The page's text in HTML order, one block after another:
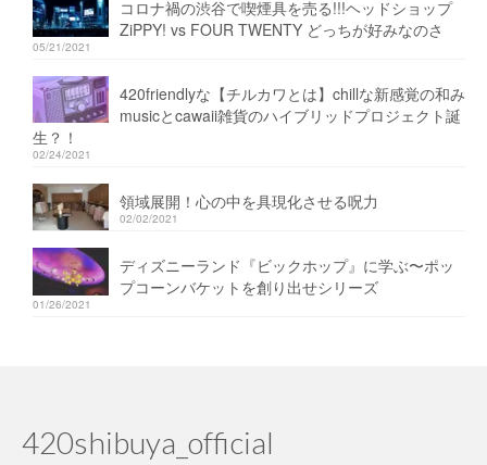
コロナ禍の渋谷で喫煙具を売る!!!ヘッドショップ
ZiPPY! vs FOUR TWENTY どっちが好みなのさ
05/21/2021
420friendlyな【チルカワとは】chillな新感覚の和み
musicとcawaii雑貨のハイブリッドプロジェクト誕
生？！
02/24/2021
領域展開！心の中を具現化させる呪力
02/02/2021
ディズニーランド『ビックホップ』に学ぶ〜ポッ
プコーンバケットを創り出せシリーズ
01/26/2021
420shibuya_official